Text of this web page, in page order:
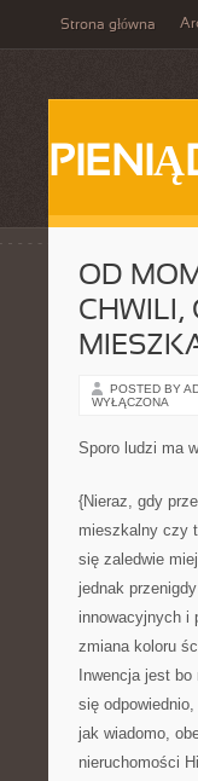
Strona główna
OD
CHWILI,
POSTED BY
WYŁĄCZONA
Sporo ludzi ma
{Nieraz, gdy
mieszkalny czy
się zaledwie
jednak
innowacyjnych i
zmiana koloru
Inwencja jest
się
jak wiadomo,
nieruchomości